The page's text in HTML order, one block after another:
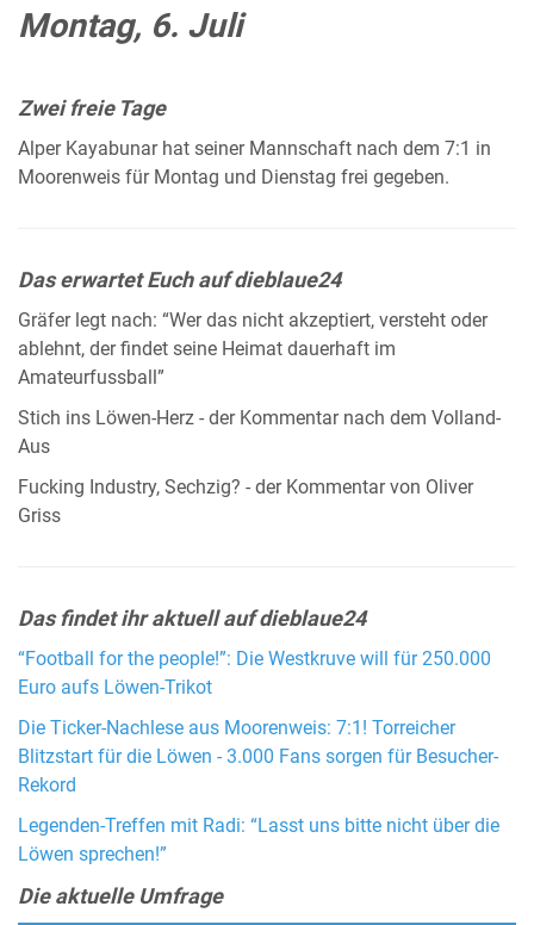
Montag, 6. Juli
Zwei freie Tage
Alper Kayabunar hat seiner Mannschaft nach dem 7:1 in
Moorenweis für Montag und Dienstag frei gegeben.
Das erwartet Euch auf dieblaue24
Gräfer legt nach: “Wer das nicht akzeptiert, versteht oder
ablehnt, der findet seine Heimat dauerhaft im
Amateurfussball”
Stich ins Löwen-Herz - der Kommentar nach dem Volland-
Aus
Fucking Industry, Sechzig? - der Kommentar von Oliver
Griss
Das findet ihr aktuell auf dieblaue24
“Football for the people!”: Die Westkruve will für 250.000
Euro aufs Löwen-Trikot
Die Ticker-Nachlese aus Moorenweis: 7:1! Torreicher
Blitzstart für die Löwen - 3.000 Fans sorgen für Besucher-
Rekord
Legenden-Treffen mit Radi: “Lasst uns bitte nicht über die
Löwen sprechen!”
Die aktuelle Umfrage